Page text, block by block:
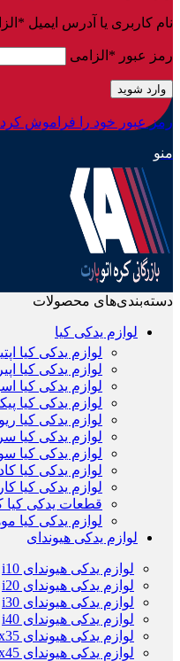
نام کاربری یا آدرس ایمیل *
رمز عبور * الزامی
وارد شوید
رمز عبور خود را فراموش
منو
دسته‌بندی‌های محصولات
لوازم یدکی کیا
لوازم یدکی کیا
لوازم یدکی کیا
لوازم یدکی کیا
لوازم یدکی کیا
لوازم یدکی کیا ریو
لوازم یدکی کیا
لوازم یدکی کیا
لوازم یدکی کیا
لوازم یدکی کیا
قطعات یدکی کیا
لوازم یدکی کیا
لوازم یدکی هیوندای
لوازم یدکی هیوندای i10
لوازم یدکی هیوندای i20
لوازم یدکی هیوندای i30
لوازم یدکی هیوندای i40
لوازم یدکی هیوندای ix35
لوازم یدکی هیوندای ix45